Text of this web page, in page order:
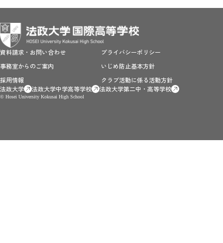
© Hosei University Kokusai High School
資料請求・お問い合わせ
事務室からのご案内
採用情報
プライバシーポリシー
いじめ防止基本方針
クラブ活動に係る活動方針
法政大学
法政大学中学高等学校 法政大学第二中・高等学校